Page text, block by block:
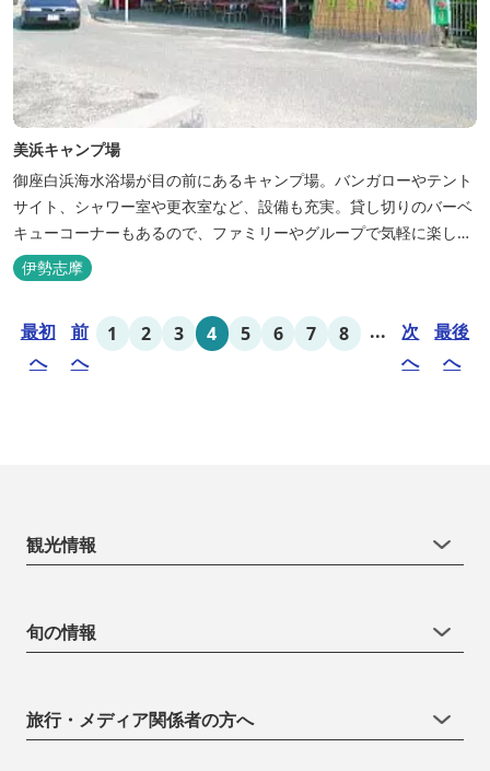
美浜キャンプ場
御座白浜海水浴場が目の前にあるキャンプ場。バンガローやテント
サイト、シャワー室や更衣室など、設備も充実。貸し切りのバーベ
キューコーナーもあるので、ファミリーやグループで気軽に楽しむ
ことができます。
伊勢志摩
最初
へ
前
へ
1 2 3 4 5 6 7 8 ...
次
へ
最後
へ
観光情報
旬の情報
旅行・メディア関係者の方へ